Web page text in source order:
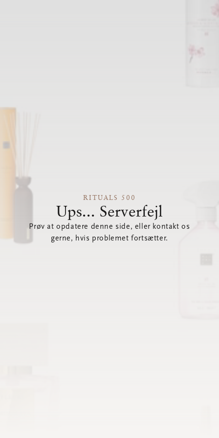
RITUALS 500
Ups... Serverfejl
Prøv at opdatere denne side, eller kontakt os
gerne, hvis problemet fortsætter.